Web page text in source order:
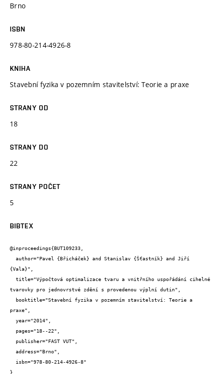
Brno
ISBN
978-80-214-4926-8
KNIHA
Stavební fyzika v pozemním stavitelství: Teorie a praxe
STRANY OD
18
STRANY DO
22
STRANY POČET
5
BIBTEX
@inproceedings{BUT109233,
{Vala}",
tvarovky pro jednovrstvé zdění s provedenou výplní dutin",
praxe",
}